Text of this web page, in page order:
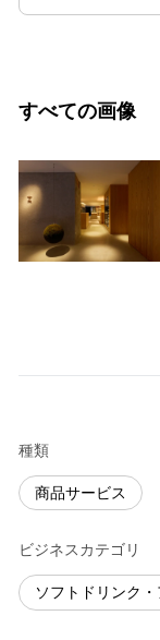
すべての画像
種類
商品サービス
ビジネスカテゴリ
ソフトドリンク